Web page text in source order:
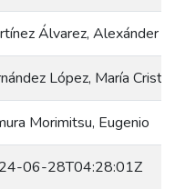
Álvarez, Alexánder
López, María
Morimitsu, Eugenio
06-28T04:28:01Z